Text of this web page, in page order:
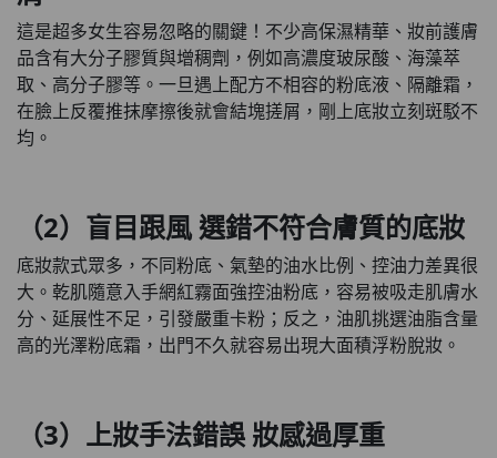
這是超多女生容易忽略的關鍵！不少高保濕精華、妝前護膚
品含有大分子膠質與增稠劑，例如高濃度玻尿酸、海藻萃
取、高分子膠等。一旦遇上配方不相容的粉底液、隔離霜，
在臉上反覆推抹摩擦後就會結塊搓屑，剛上底妝立刻斑駁不
均。
（2）盲目跟風 選錯不符合膚質的底妝
底妝款式眾多，不同粉底、氣墊的油水比例、控油力差異很
大。乾肌隨意入手網紅霧面強控油粉底，容易被吸走肌膚水
分、延展性不足，引發嚴重卡粉；反之，油肌挑選油脂含量
高的光澤粉底霜，出門不久就容易出現大面積浮粉脫妝。
（3）上妝手法錯誤 妝感過厚重